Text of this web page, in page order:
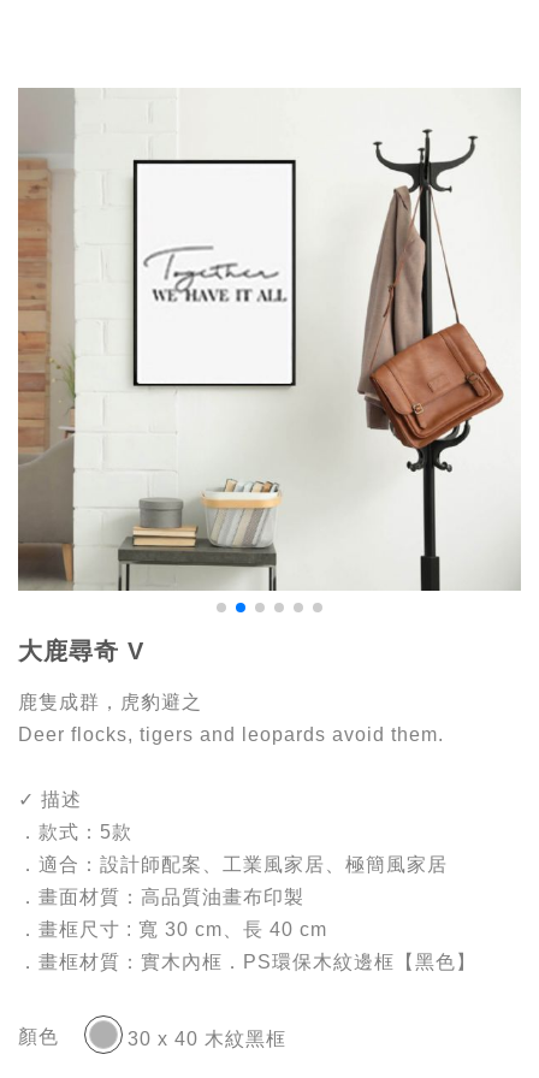
大鹿尋奇 V
鹿隻成群，虎豹避之
Deer flocks, tigers and leopards avoid them.
✓ 描述
．款式：5款
．適合：設計師配案、工業風家居、極簡風家居
．畫面材質：高品質油畫布印製
．畫框尺寸 : 寬 30 cm、長 40 cm
．畫框材質：實木內框．PS環保木紋邊框【黑色】
顏色 30 x 40 木紋黑框